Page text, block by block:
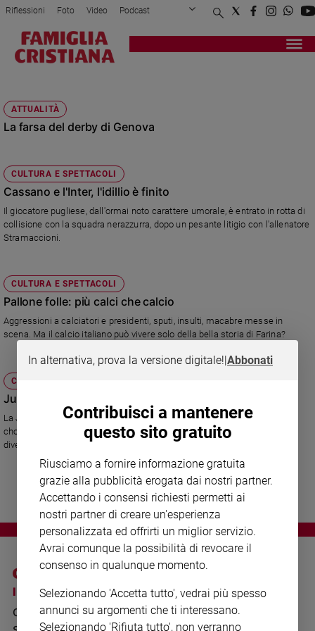
Attualità
Politica
Mondo
Legalità
e
giustizia
Sport
Papa
Chiesa
Chiesa
Fede
e
spiritualità
Santi
Devozione
e
Società
valori
Riflessioni Foto Video Podcast
Privacy Policy Chi siamo
Registrati Redazione
ATTUALITÀ
La farsa del derby di Genova
CULTURA E SPETTACOLI
Cassano e l'Inter, l'idillio è finito
Il giocatore pugliese, dall'ormai noto carattere umorale, è entrato in rotta di
collisione con la squadra nerazzurra, dopo un pesante litigio con l'allenatore
Stramaccioni.
CULTURA E SPETTACOLI
Pallone folle: più calci che calcio
Aggressioni a calciatori e presidenti, sputi, insulti, macabre messe in
scena. Ma il calcio italiano può vivere solo della bella storia di Farina?
CULTURA E SPETTACOLI
Juve, dove vai? Samp, quando torni?
La Juventus fuori dalle Coppe, la Sampdoria in serie B. I due verdetti più
choccanti del campionato nascondono realtà tecniche ed economiche
diverse.
I SITI SAN PAOLO
GRUPPO EDITORIALE
NOTE LEGALI
PRIVACY POLICY
In alternativa, prova la versione digitale!|Abbonati
Contribuisci a mantenere
questo sito gratuito
Riusciamo a fornire informazione gratuita
grazie alla pubblicità erogata dai nostri partner.
Accettando i consensi richiesti permetti ai
nostri partner di creare un'esperienza
personalizzata ed offrirti un miglior servizio.
Avrai comunque la possibilità di revocare il
consenso in qualunque momento.
Selezionando 'Accetta tutto', vedrai più spesso
annunci su argomenti che ti interessano.
Selezionando 'Rifiuta tutto', non verranno